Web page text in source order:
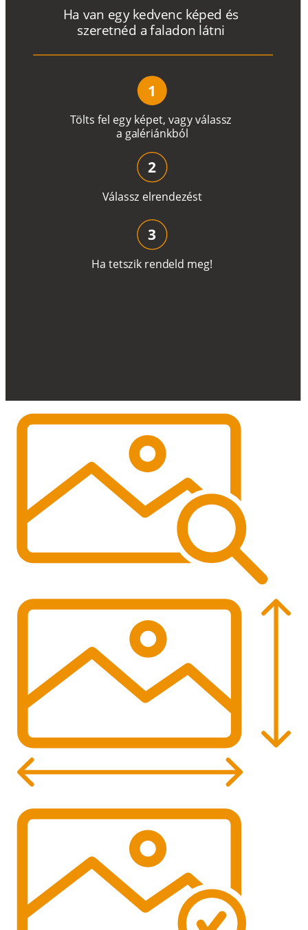
Tölts fel egy képet, vagyválassz
a galériánkból
Ha van egy kedvenc képed és
szeretnéd a faladon látni
1
Válassz elrendezést
2
Ha tetszik rendeld meg!
3